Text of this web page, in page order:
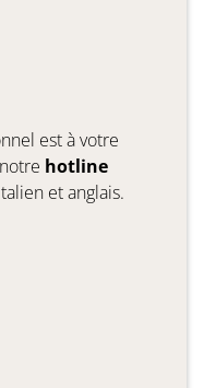
est à votre
hotline
et anglais.